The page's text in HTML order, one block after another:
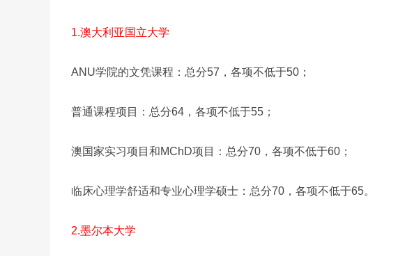
1.澳大利亚国立大学
ANU学院的文凭课程：总分57，各项不低于50；
普通课程项目：总分64，各项不低于55；
澳国家实习项目和MChD项目：总分70，各项不低于60；
临床心理学舒适和专业心理学硕士：总分70，各项不低于65。
2.墨尔本大学